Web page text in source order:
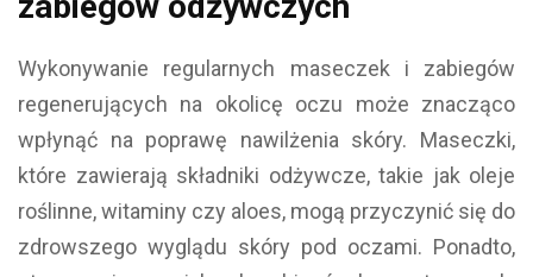
Wykonywanie regularnych maseczek i zabiegów
regenerujących na okolicę oczu może znacząco
wpłynąć na poprawę nawilżenia skóry. Maseczki,
które zawierają składniki odżywcze, takie jak oleje
roślinne, witaminy czy aloes, mogą przyczynić się do
zdrowszego wyglądu skóry pod oczami. Ponadto,